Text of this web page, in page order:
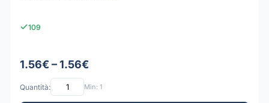
109
1.56€ – 1.56€
Quantità: Min: 1